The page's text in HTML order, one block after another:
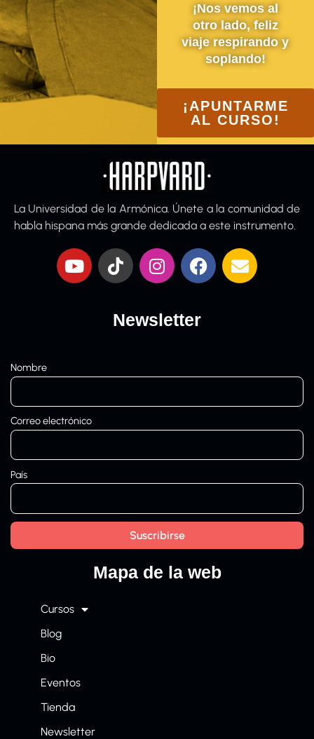
¡Nos vemos al
otro lado, feliz
viaje respirando y
soplando!
¡APUNTARME
AL CURSO!
La Universidad de la Armónica. Únete a la comunidad de
habla hispana más grande dedicada a este instrumento.
Newsletter
Nombre
Correo electrónico
País
Mapa de la web
Cursos
Blog
Bio
Eventos
Tienda
Newsletter